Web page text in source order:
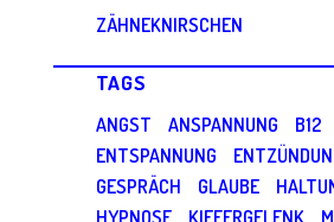
ZÄHNEKNIRSCHEN
TAGS
ANGST ANSPANNUNG B12
ENTSPANNUNG
GESPRÄCH
GLAUBE